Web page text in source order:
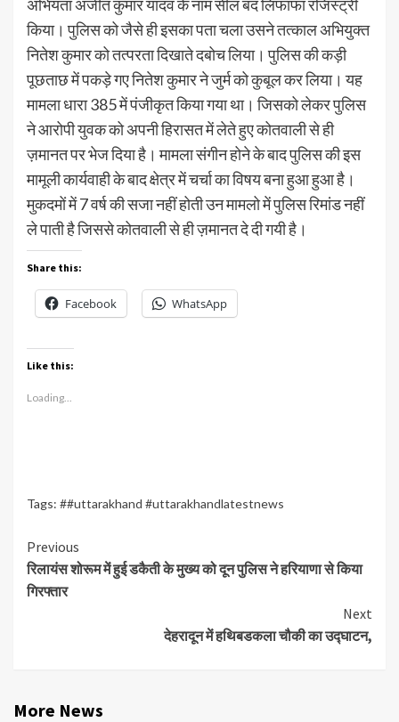
अभियंता अजीत कुमार यादव के नाम सील बंद लिफाफा रजिस्ट्री
किया। पुलिस को जैसे ही इसका पता चला उसने तत्काल अभियुक्त
नितेश कुमार को तत्परता दिखाते दबोच लिया। पुलिस की कड़ी
पूछताछ में पकड़े गए नितेश कुमार ने जुर्म को कुबूल कर लिया। यह
मामला धारा 385 में पंजीकृत किया गया था। जिसको लेकर पुलिस
ने आरोपी युवक को अपनी हिरासत में लेते हुए कोतवाली से ही
ज़मानत पर भेज दिया है। मामला संगीन होने के बाद पुलिस की इस
मामूली कार्यवाही के बाद क्षेत्र में चर्चा का विषय बना हुआ हुआ है।
मुकदमों में 7 वर्ष की सजा नहीं होती उन मामलो में पुलिस रिमांड नहीं
ले पाती है जिससे कोतवाली से ही ज़मानत दे दी गयी है।
Share this:
Facebook WhatsApp
Like this:
Loading...
Tags: ##uttarakhand #uttarakhandlatestnews
Continue
Reading
Previous
रिलायंस शोरूम में हुई डकैती के मुख्य को दून पुलिस ने हरियाणा से किया
गिरफ्तार
Next
देहरादून में हथिबडकला चौकी का उद्घाटन,
More News